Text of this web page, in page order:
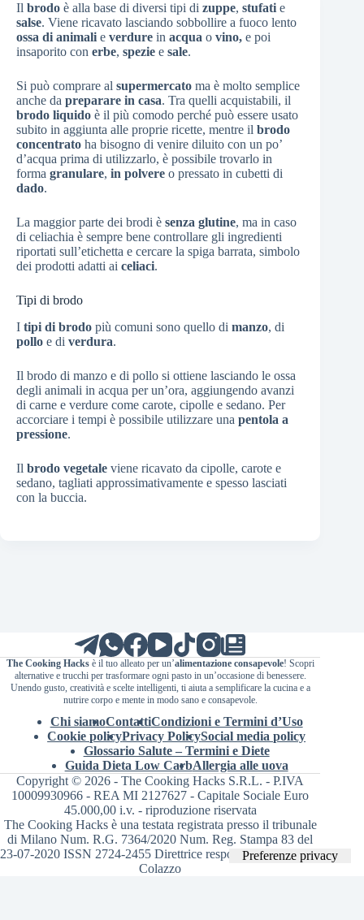
Il brodo è alla base di diversi tipi di zuppe, stufati e
salse. Viene ricavato lasciando sobbollire a fuoco lento
ossa di animali e verdure in acqua o vino, e poi
insaporito con erbe, spezie e sale.
Si può comprare al supermercato ma è molto semplice
anche da preparare in casa. Tra quelli acquistabili, il
brodo liquido è il più comodo perché può essere usato
subito in aggiunta alle proprie ricette, mentre il brodo
concentrato ha bisogno di venire diluito con un po’
d’acqua prima di utilizzarlo, è possibile trovarlo in
forma granulare, in polvere o pressato in cubetti di
dado.
La maggior parte dei brodi è senza glutine, ma in caso
di celiachia è sempre bene controllare gli ingredienti
riportati sull’etichetta e cercare la spiga barrata, simbolo
dei prodotti adatti ai celiaci.
Tipi di brodo
I tipi di brodo più comuni sono quello di manzo, di
pollo e di verdura.
Il brodo di manzo e di pollo si ottiene lasciando le ossa
degli animali in acqua per un’ora, aggiungendo avanzi
di carne e verdure come carote, cipolle e sedano. Per
accorciare i tempi è possibile utilizzare una pentola a
pressione.
Il brodo vegetale viene ricavato da cipolle, carote e
sedano, tagliati approssimativamente e spesso lasciati
con la buccia.
The Cooking Hacksè il tuo alleato per un’alimentazione consapevole! Scopri
alternative e trucchi per trasformare ogni pasto in un’occasione di benessere.
Unendo gusto, creatività e scelte intelligenti, ti aiuta a semplificare la cucina e a
nutrire corpo e mente in modo sano e consapevole.
Chi siamoContattiCondizioni e Termini d’Uso
Cookie policyPrivacy PolicySocial media policy
Glossario Salute – Termini e Diete
Guida Dieta Low CarbAllergia alle uova
Copyright © 2026 - The Cooking Hacks S.R.L. - P.IVA
10009930966 - REA MI 2127627 - Capitale Sociale Euro
45.000,00 i.v. - riproduzione riservata
The Cooking Hacks è una testata registrata presso il tribunale
di Milano Num. R.G. 7364/2020 Num. Reg. Stampa 83 del
23-07-2020 ISSN 2724-2455 Direttrice responsabile Valentina
Colazzo